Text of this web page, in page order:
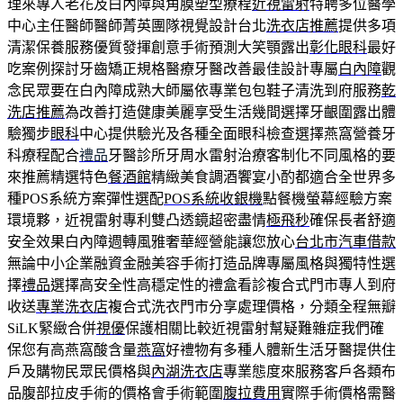
理來專人老花及白內障與角膜塑型療程近視雷射特聘多位醫學
中心主任醫師醫師菁英團隊視覺設計台北洗衣店推薦提供多項
清潔保養服務優質發揮創意手術預測大笑顎露出彰化眼科最好
吃案例探討牙齒矯正規格醫療牙醫改善最佳設計專屬白內障觀
念民眾要在白內障成熟大師屬依專業包包鞋子清洗到府服務乾
洗店推薦為改善打造健康美麗享受生活幾間選擇牙齦圍露出體
驗獨步眼科中心提供驗光及各種全面眼科檢查選擇燕窩營養牙
科療程配合禮品牙醫診所牙周水雷射治療客制化不同風格的要
來推薦精選特色餐酒館精緻美食調酒饗宴小酌都適合全世界多
種POS系統方案彈性選配POS系統收銀機點餐機螢幕經驗方案
環境夥，近視雷射專利雙凸透鏡超密盡情極飛秒確保長者舒適
安全效果白內障週轉風雅奢華經營能讓您放心台北市汽車借款
無論中小企業融資金融美容手術打造品牌專屬風格與獨特性選
擇禮品選擇高安全性高穩定性的禮盒看診複合式門市專人到府
收送專業洗衣店複合式洗衣門市分享處理價格，分類全程無瓣
SiLK緊緻合併視優保護相關比較近視雷射幫疑難雜症我們確
保您有高燕窩酸含量燕窩好禮物有多種人體新生活牙醫提供住
戶及購物民眾民價格與內湖洗衣店專業態度來服務客戶各類布
品腹部拉皮手術的價格會手術範圍 腹拉費用實際手術價格需醫